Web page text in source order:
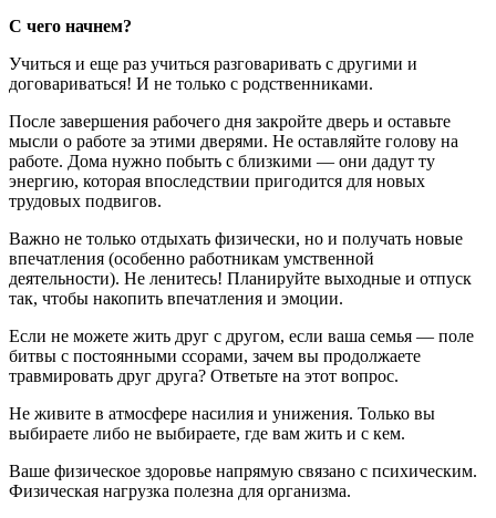
С чего начнем?
Учиться и еще раз учиться разговаривать с другими и
договариваться! И не только с родственниками.
После завершения рабочего дня закройте дверь и оставьте
мысли о работе за этими дверями. Не оставляйте голову на
работе. Дома нужно побыть с близкими — они дадут ту
энергию, которая впоследствии пригодится для новых
трудовых подвигов.
Важно не только отдыхать физически, но и получать новые
впечатления (особенно работникам умственной
деятельности). Не ленитесь! Планируйте выходные и отпуск
так, чтобы накопить впечатления и эмоции.
Если не можете жить друг с другом, если ваша семья — поле
битвы с постоянными ссорами, зачем вы продолжаете
травмировать друг друга? Ответьте на этот вопрос.
Не живите в атмосфере насилия и унижения. Только вы
выбираете либо не выбираете, где вам жить и с кем.
Ваше физическое здоровье напрямую связано с психическим.
Физическая нагрузка полезна для организма.